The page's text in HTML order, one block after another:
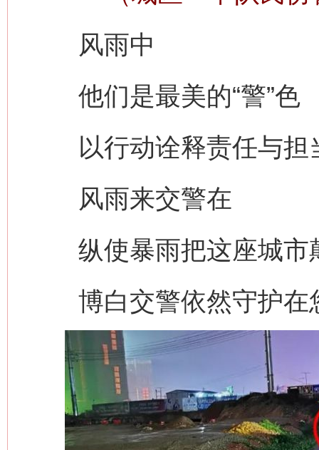
风雨中
他们是最美的“警”色
以行动诠释责任与担
风雨来交警在
纵使暴雨把这座城市
博白交警依然守护在